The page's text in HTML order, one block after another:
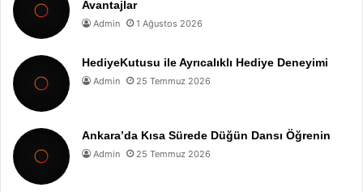
Avantajlar
Admin 1 Ağustos 2026
HediyeKutusu ile Ayrıcalıklı Hediye Deneyimi
Admin 25 Temmuz 2026
Ankara’da Kısa Sürede Düğün Dansı Öğrenin
Admin 25 Temmuz 2026